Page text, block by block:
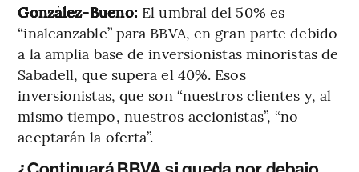
González-Bueno: El umbral del 50% es
“inalcanzable” para BBVA, en gran parte debido
a la amplia base de inversionistas minoristas de
Sabadell, que supera el 40%. Esos
inversionistas, que son “nuestros clientes y, al
mismo tiempo, nuestros accionistas”, “no
aceptarán la oferta”.